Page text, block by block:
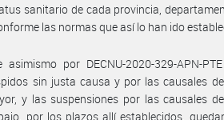
sanitario de cada provincia,
las normas que así lo han ido
asimismo por DECNU-2020-329-APN-
sin justa causa y por las causales
y las suspensiones por las causales
por los plazos allí establecidos,